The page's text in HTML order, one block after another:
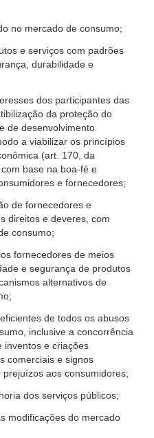
mercado de consumo;
e serviços com padrões
durabilidade e
dos participantes das
da proteção do
de desenvolvimento
a viabilizar os princípios
(art. 170, da
base na boa-fé e
e fornecedores;
de fornecedores e
direitos e deveres, com
consumo;
fornecedores de meios
e segurança de produtos
alternativos de
de todos os abusos
inclusive a concorrência
inventos e criações
comerciais e signos
aos consumidores;
dos serviços públicos;
modificações do mercado